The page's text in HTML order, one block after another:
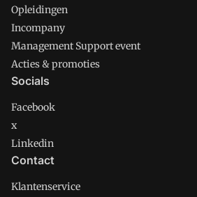
Opleidingen
Incompany
Management Support event
Acties & promoties
Socials
Facebook
x
Linkedin
Contact
Klantenservice